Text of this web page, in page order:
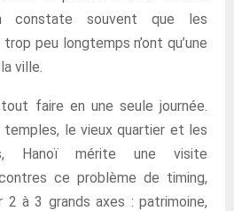
constate souvent que les
peu longtemps n’ont qu’une
ville.
faire en une seule journée.
temples, le vieux quartier et les
Hanoï mérite une visite
ce problème de timing,
2 à 3 grands axes : patrimoine,